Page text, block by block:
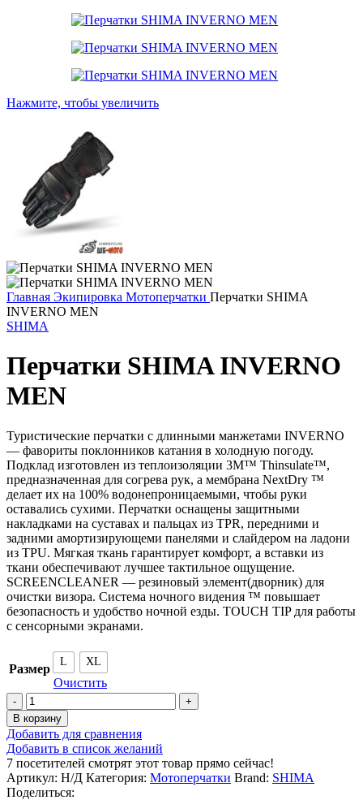
Нажмите, чтобы увеличить
Главная Экипировка Мотоперчатки Перчатки SHIMA
INVERNO MEN
SHIMA
Перчатки SHIMA INVERNO
MEN
Туристические перчатки с длинными манжетами INVERNO
— фавориты поклонников катания в холодную погоду.
Подклад изготовлен из теплоизоляции 3M™ Thinsulate™,
предназначенная для согрева рук, а мембрана NextDry ™
делает их на 100% водонепроницаемыми, чтобы руки
оставались сухими. Перчатки оснащены защитными
накладками на суставах и пальцах из TPR, передними и
задними амортизирующеми панелями и слайдером на ладони
из TPU. Мягкая ткань гарантирует комфорт, а вставки из
ткани обеспечивают лучшее тактильное ощущение.
SCREENCLEANER — резиновый элемент(дворник) для
очистки визора. Система ночного видения ™ повышает
безопасность и удобство ночной езды. TOUCH TIP для работы
с сенсорными экранами.
Размер L XL
Очистить
Количество
товара
Перчатки
SHIMA
INVERNO
MEN
В корзину
Добавить для сравнения
Добавить в список желаний
7 посетителей смотрят этот товар прямо сейчас!
Артикул: Н/Д Категория: Мотоперчатки Brand: SHIMA
Поделиться: